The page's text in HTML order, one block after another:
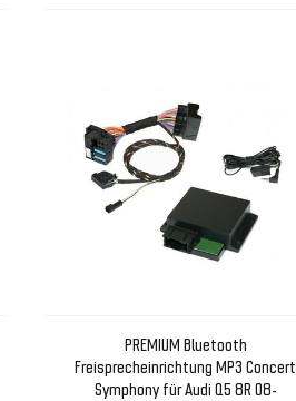
PREMIUM Bluetooth
Freisprecheinrichtung MP3 Concert
Symphony für Audi Q5 8R 08-